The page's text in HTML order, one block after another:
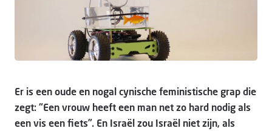
Er is een oude en nogal cynische feministische grap die
zegt: “Een vrouw heeft een man net zo hard nodig als
een vis een fiets”. En Israël zou Israël niet zijn, als